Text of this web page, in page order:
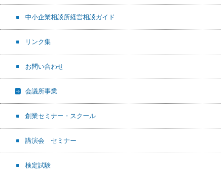
中小企業相談所経営相談ガイド
リンク集
お問い合わせ
会議所事業
創業セミナー・スクール
講演会 セミナー
検定試験